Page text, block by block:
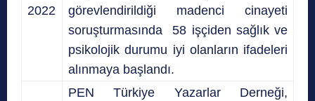
2022
görevlendirildiği madenci cinayeti
soruşturmasında 58 işçiden sağlık ve
psikolojik durumu iyi olanların ifadeleri
alınmaya başlandı.
PEN Türkiye Yazarlar Derneği,